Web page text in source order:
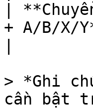
|
+ A/B/X/
> *Ghi
cần bật